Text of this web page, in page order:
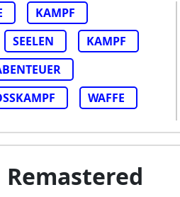
KAMPF
SEELEN
KAMPF
WAFFE